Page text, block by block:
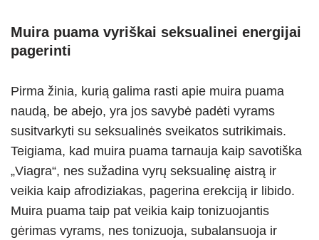
Muira puama vyriškai seksualinei energijai
pagerinti
Pirma žinia, kurią galima rasti apie muira puama
naudą, be abejo, yra jos savybė padėti vyrams
susitvarkyti su seksualinės sveikatos sutrikimais.
Teigiama, kad muira puama tarnauja kaip savotiška
„Viagra“, nes sužadina vyrų seksualinę aistrą ir
veikia kaip afrodiziakas, pagerina erekciją ir libido.
Muira puama taip pat veikia kaip tonizuojantis
gėrimas vyrams, nes tonizuoja, subalansuoja ir